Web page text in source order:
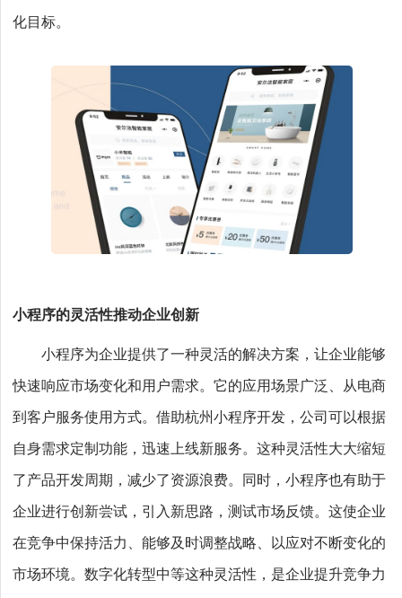
化目标。
小程序的灵活性推动企业创新
小程序为企业提供了一种灵活的解决方案，让企业能够
快速响应市场变化和用户需求。它的应用场景广泛、从电商
到客户服务使用方式。借助杭州小程序开发，公司可以根据
自身需求定制功能，迅速上线新服务。这种灵活性大大缩短
了产品开发周期，减少了资源浪费。同时，小程序也有助于
企业进行创新尝试，引入新思路，测试市场反馈。这使企业
在竞争中保持活力、能够及时调整战略、以应对不断变化的
市场环境。数字化转型中等这种灵活性，是企业提升竞争力